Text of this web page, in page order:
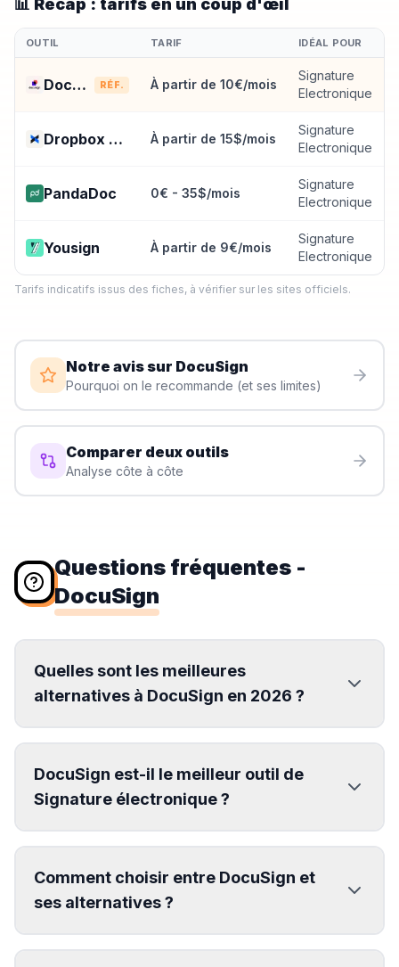
📊 Récap : tarifs en un coup d'œil
OUTIL TARIF IDÉAL POUR
DocuSign RÉF. À partir de 10€/mois
Signature
Electronique
Dropbox Sign À partir de 15$/mois
Signature
Electronique
PandaDoc 0€ - 35$/mois
Signature
Electronique
Yousign À partir de 9€/mois
Signature
Electronique
Tarifs indicatifs issus des fiches, à vérifier sur les sites officiels.
Notre avis sur DocuSign
Pourquoi on le recommande (et ses limites)
Comparer deux outils
Analyse côte à côte
Questions fréquentes -
DocuSign
Quelles sont les meilleures
alternatives à DocuSign en 2026 ?
DocuSign est-il le meilleur outil de
Signature électronique ?
Comment choisir entre DocuSign et
ses alternatives ?